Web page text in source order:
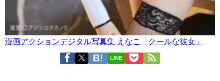
漫画アクションデジタル写真集 えなこ「クールな彼女」
LINE